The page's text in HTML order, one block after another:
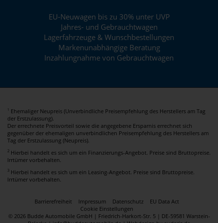
EU-Neuwagen bis zu 30% unter UVP
Jahres- und Gebrauchtwagen
Lagerfahrzeuge & Wunschbestellungen
Markenunabhängige Beratung
Inzahlungnahme von Gebrauchtwagen
1
Ehemaliger Neupreis (Unverbindliche Preisempfehlung des Herstellers am Tag
der Erstzulassung).
Der errechnete Preisvorteil sowie die angegebene Ersparnis errechnet sich
gegenüber der ehemaligen unverbindlichen Preisempfehlung des Herstellers am
Tag der Erstzulassung (Neupreis).
2 Hierbei handelt es sich um ein Finanzierungs-Angebot. Preise sind Bruttopreise.
Irrtümer vorbehalten.
3 Hierbei handelt es sich um ein Leasing-Angebot. Preise sind Bruttopreise.
Irrtümer vorbehalten.
Barrierefreiheit Impressum Datenschutz
EU Data Act
Cookie Einstellungen
© 2026 Budde Automobile GmbH | Friedrich-Harkort-Str. 5 | DE-59581 Warstein-